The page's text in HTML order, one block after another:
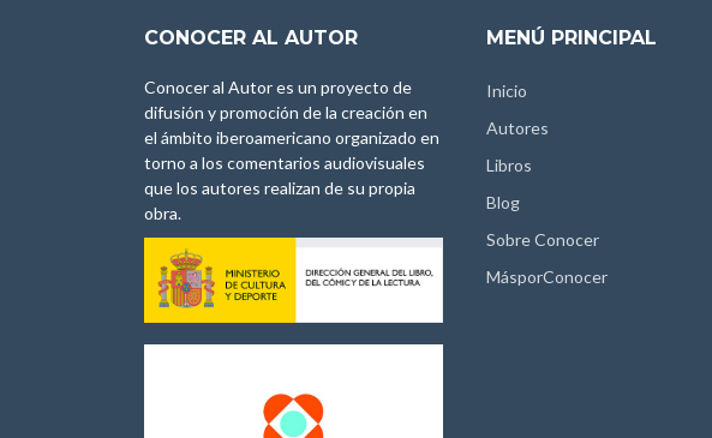
CONOCER AL AUTOR
Conocer al Autor es un proyecto de
difusión y promoción de la creación en
el ámbito iberoamericano organizado en
torno a los comentarios audiovisuales
que los autores realizan de su propia
obra.
MENÚ PRINCIPAL
Inicio
Autores
Libros
Blog
Sobre Conocer
MásporConocer